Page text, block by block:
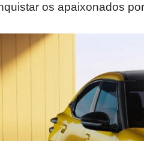
os apaixonados